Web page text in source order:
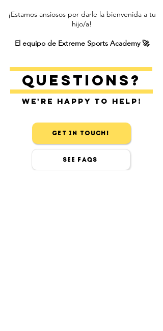
¡Estamos ansiosos por darle la bienvenida a tu
hijo/a!
El equipo de Extreme Sports Academy 🚀
Questions?
We're happy to help!
Get in touch!
See FAQs